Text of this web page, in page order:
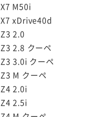
X7 M50i
X7 xDrive40d
Z3 2.0
Z3 2.8 クーペ
Z3 3.0i クーペ
Z3 M クーペ
Z4 2.0i
Z4 2.5i